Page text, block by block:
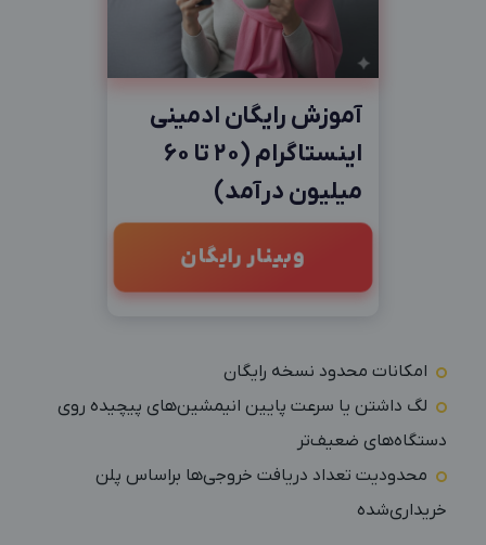
آموزش رایگان ادمینی
اینستاگرام (20 تا 60
میلیون درآمد)
وبینار رایگان
امکانات محدود نسخه رایگان
لگ داشتن یا سرعت پایین انیمشین‌های پیچیده روی
دستگاه‌های ضعیف‌تر
محدودیت تعداد دریافت خروجی‌ها براساس پلن
خریداری‌شده